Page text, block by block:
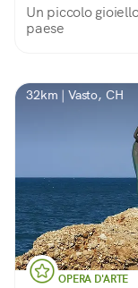
Un piccolo
paese
32km | Vasto, CH
OPERA D'ARTE